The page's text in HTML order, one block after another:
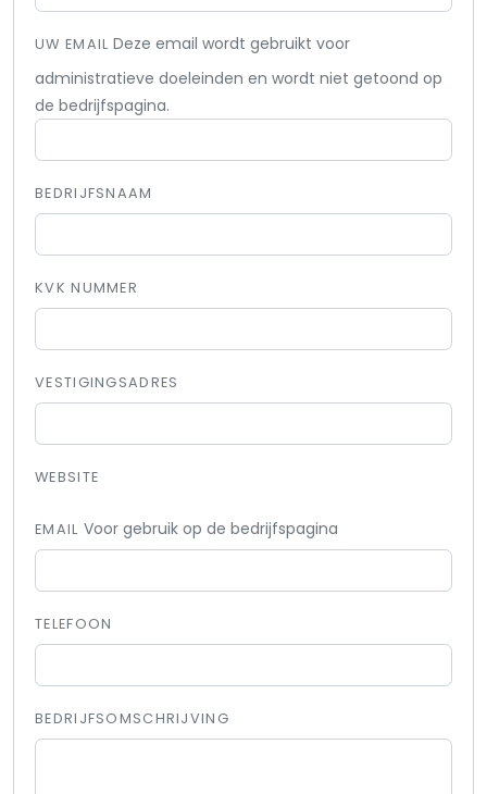
UW EMAIL Deze email wordt gebruikt voor
administratieve doeleinden en wordt niet getoond op
de bedrijfspagina.
BEDRIJFSNAAM
KVK NUMMER
VESTIGINGSADRES
WEBSITE
EMAIL Voor gebruik op de bedrijfspagina
TELEFOON
BEDRIJFSOMSCHRIJVING